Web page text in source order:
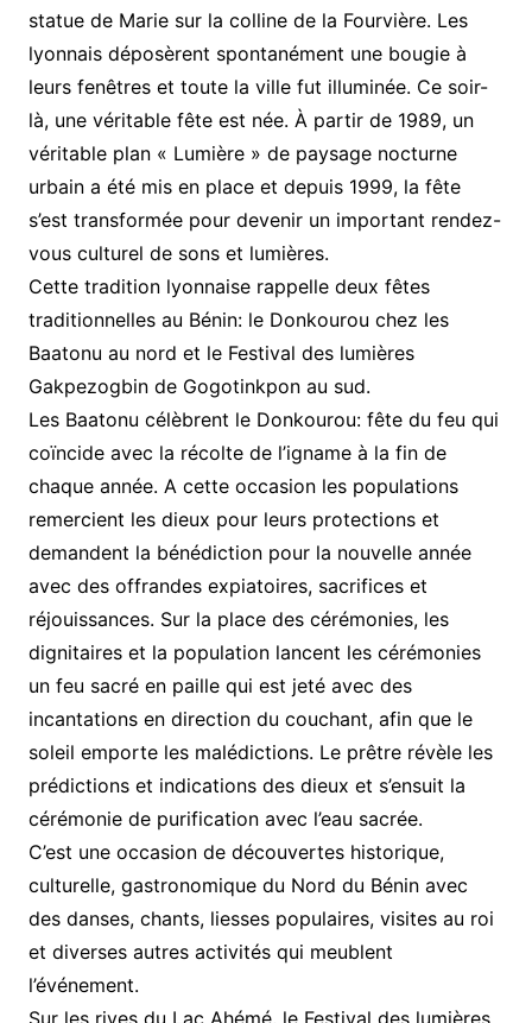
statue de Marie sur la colline de la Fourvière. Les
lyonnais déposèrent spontanément une bougie à
leurs fenêtres et toute la ville fut illuminée. Ce soir-
là, une véritable fête est née. À partir de 1989, un
véritable plan « Lumière » de paysage nocturne
urbain a été mis en place et depuis 1999, la fête
s’est transformée pour devenir un important rendez-
vous culturel de sons et lumières.
Cette tradition lyonnaise rappelle deux fêtes
traditionnelles au Bénin: le Donkourou chez les
Baatonu au nord et le Festival des lumières
Gakpezogbin de Gogotinkpon au sud.
Les Baatonu célèbrent le Donkourou: fête du feu qui
coïncide avec la récolte de l’igname à la fin de
chaque année. A cette occasion les populations
remercient les dieux pour leurs protections et
demandent la bénédiction pour la nouvelle année
avec des offrandes expiatoires, sacrifices et
réjouissances. Sur la place des cérémonies, les
dignitaires et la population lancent les cérémonies
un feu sacré en paille qui est jeté avec des
incantations en direction du couchant, afin que le
soleil emporte les malédictions. Le prêtre révèle les
prédictions et indications des dieux et s’ensuit la
cérémonie de purification avec l’eau sacrée.
C’est une occasion de découvertes historique,
culturelle, gastronomique du Nord du Bénin avec
des danses, chants, liesses populaires, visites au roi
et diverses autres activités qui meublent
l’événement.
Sur les rives du Lac Ahémé, le Festival des lumières